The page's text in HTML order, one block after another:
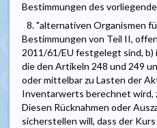
Bestimmungen des
8. "alternativen Organismen
Bestimmungen von Teil II,
2011/61/EU festgelegt sind, b)
die den Artikeln 248 und 249
oder mittelbar zu Lasten der
Inventarwerts berechnet wird,
Diesen Rücknahmen oder
sicherstellen will, dass der